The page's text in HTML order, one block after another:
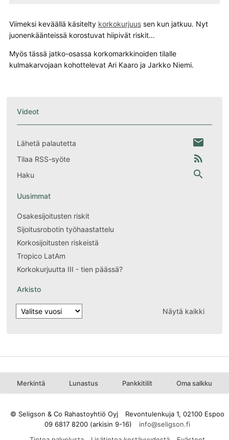
Viimeksi keväällä käsitelty korkokurjuussen kun jatkuu. Nyt
juonenkäänteissä korostuvat hiipivät riskit…
Myös tässä jatko-osassa korkomarkkinoiden tilalle
kulmakarvojaan kohottelevat Ari Kaaro ja Jarkko Niemi.
Videot
Lähetä palautetta email
Tilaa RSS-syöte rss_feed
Haku search
Uusimmat
Osakesijoitusten riskit
Sijoitusrobotin työhaastattelu
Korkosijoitusten riskeistä
Tropico LatAm
Korkokurjuutta III - tien päässä?
Arkisto
Näytä kaikki
Merkintä Lunastus Pankkitilit Oma salkku
© Seligson & Co Rahastoyhtiö Oyj
Revontulenkuja 1, 02100 Espoo
09 6817 8200 (arkisin 9-16)